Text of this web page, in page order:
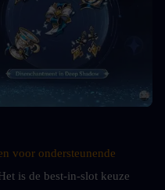
voor ondersteunende
is de best-in-slot keuze